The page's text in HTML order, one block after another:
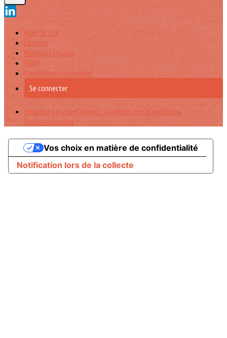
Plan du site
Licences
Mentions légales
CGUV
Paramétrer vos cookies
Se connecter
Propulsé par AssoConnect, le logiciel des associations
Professionnelles
Notification lors de la collecte
Vos choix en matière de confidentialité